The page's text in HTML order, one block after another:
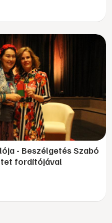
- Beszélgetés Szabó
fordítójával